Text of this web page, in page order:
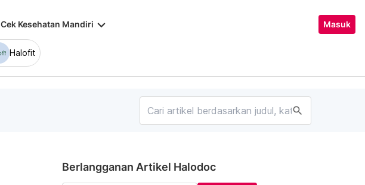
Cek Kesehatan Mandiri keyboard_arrow_down Masuk
Halofit
search
Berlangganan Artikel Halodoc